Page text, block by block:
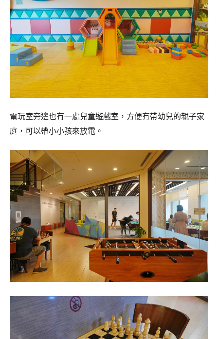
電玩室旁邊也有一處兒童遊戲室，方便有帶幼兒的親子家
庭，可以帶小小孩來放電。